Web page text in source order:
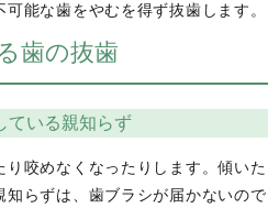
能な歯をやむを得ず抜歯します。
歯の抜歯
ている親知らず
り咬めなくなったりします。傾いた
知らずは、歯ブラシが届かないので